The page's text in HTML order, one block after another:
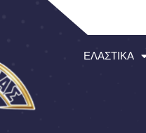
ΕΛΑΣΤΙΚΆ